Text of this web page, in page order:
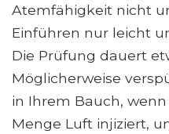
Atemfähigkeit nicht
Einführen nur leicht
Die Prüfung dauert
Möglicherweise
in Ihrem Bauch,
Menge Luft injiziert,